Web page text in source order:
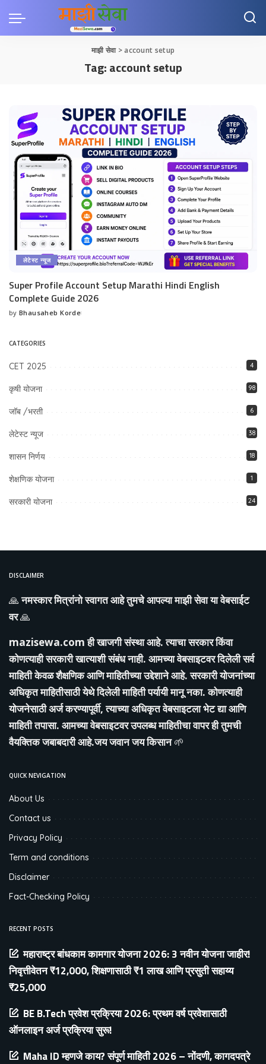
माझी सेवा>account setup
Tag:account setup
लेटेस्ट न्यूज
Super Profile Account Setup Marathi Hindi English
Complete Guide 2026
Posted
by Bhausaheb Korde
CATEGORIES
CET 2025 4
कृषी योजना 98
जॉब /भरती 6
लेटेस्ट न्यूज 38
शासन निर्णय 18
शेक्षणिक योजना 1
सरकारी योजना 24
DISCLAIMER
🙏नमस्कार मित्रांनो स्वागत आहे तुमचे आपल्या माझी सेवा या वेबसाईट
वर🙏
mazisewa.comही खाजगी संस्था आहे. त्याचा सरकार किंवा
कोणत्याही सरकारी खात्याशी संबंध नाही. आमच्या वेबसाइटवर दिलेली सर्व
माहिती केवळ शैक्षणिक आणि माहितीच्या उद्देशाने आहे. सरकारी योजनांच्या
अधिकृत माहितीसाठी येथे दिलेली माहिती पर्यायी मानू नका. कोणत्याही
योजनेसाठी अर्ज करण्यापूर्वी, त्याच्या अधिकृत वेबसाइटला भेट द्या आणि
माहिती तपासा. आमच्या वेबसाइटवर उपलब्ध माहितीचा वापर ही तुमची
वैयक्तिक जबाबदारी आहे.जय जवान जय किसान🌱
QUICK NEVIGATION
About Us
Contact us
Privacy Policy
Term and conditions
Disclaimer
Fact-Checking Policy
RECENT POSTS
महाराष्ट्र बांधकाम कामगार योजना 2026: 3 नवीन योजना जाहीर!
निवृत्तीवेतन ₹12,000, शिक्षणासाठी ₹1 लाख आणि प्रसुती सहाय्य
₹25,000
BE B.Tech प्रवेश प्रक्रिया 2026: प्रथम वर्ष प्रवेशासाठी
ऑनलाइन अर्ज प्रक्रिया सुरू!
Maha ID म्हणजे काय? संपूर्ण माहिती 2026 – नोंदणी, कागदपत्रे